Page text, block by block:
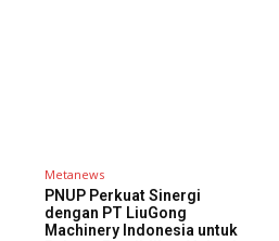
Metanews
PNUP Perkuat Sinergi
dengan PT LiuGong
Machinery Indonesia untuk